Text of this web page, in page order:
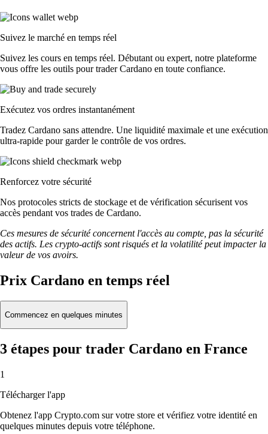
Suivez le marché en temps réel
Suivez les cours en temps réel. Débutant ou expert, notre plateforme
vous offre les outils pour trader Cardano en toute confiance.
Exécutez vos ordres instantanément
Tradez Cardano sans attendre. Une liquidité maximale et une exécution
ultra-rapide pour garder le contrôle de vos ordres.
Renforcez votre sécurité
Nos protocoles stricts de stockage et de vérification sécurisent vos
accès pendant vos trades de Cardano.
Ces mesures de sécurité concernent l'accès au compte, pas la sécurité
des actifs. Les crypto-actifs sont risqués et la volatilité peut impacter la
valeur de vos avoirs.
Prix Cardano en temps réel
Commencez en quelques minutes
3 étapes pour trader Cardano en France
1
Télécharger l'app
Obtenez l'app Crypto.com sur votre store et vérifiez votre identité en
quelques minutes depuis votre téléphone.